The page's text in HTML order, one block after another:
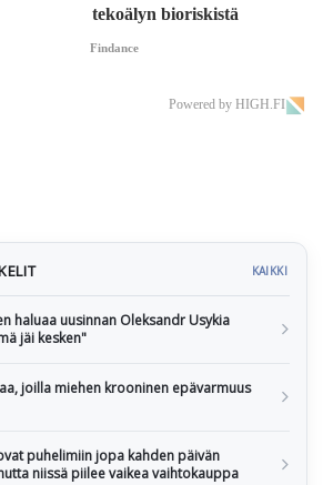
tekoälyn bioriskistä
Findance
Powered by HIGH.FI
KAIKKI
haluaa uusinnan Oleksandr Usykia
jäi kesken"
joilla miehen krooninen epävarmuus
puhelimiin jopa kahden päivän
niissä piilee vaikea vaihtokauppa